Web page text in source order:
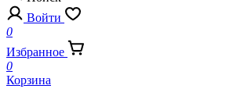
Войти
0
Избранное
0
Корзина